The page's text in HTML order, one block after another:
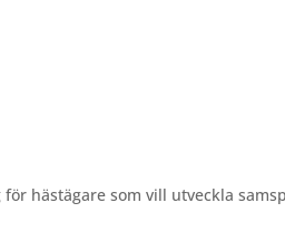
hästägare som vill utveckla